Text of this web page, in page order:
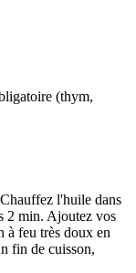
(thym,
l'huile dans
2 min. Ajoutez vos
à feu très doux en
fin de cuisson,